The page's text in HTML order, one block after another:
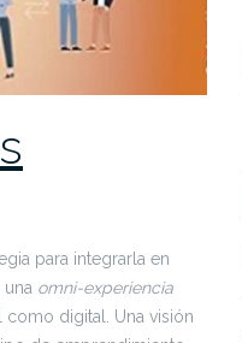
para integrarla en
omni-experiencia
digital. Una visión